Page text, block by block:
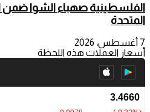
الفلسطينية صهباء الشوا ضمن
المتحدة
7 أغسطس، 2026
أسعار العملات هذه اللحظة